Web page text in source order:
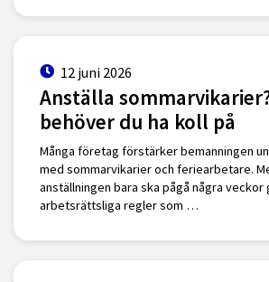
12 juni 2026
Anställa
behöver du ha koll på
Många företag förstärker bemanningen
med sommarvikarier och feriearbetare.
anställningen bara ska pågå några veckor
arbetsrättsliga regler som …